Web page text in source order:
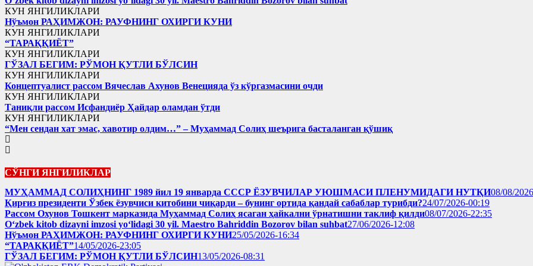
КУН ЯНГИЛИКЛАРИ
Нўъмон РАҲИМЖОН: РАУФНИНГ ОХИРГИ КУНИ
КУН ЯНГИЛИКЛАРИ
“ТАРАҚҚИЁТ”
КУН ЯНГИЛИКЛАРИ
ГЎЗАЛ БЕГИМ: РЎМОН ҚУТЛИ БЎЛСИН
КУН ЯНГИЛИКЛАРИ
Концептуалист рассом Вячеслав Ахунов Венецияда ўз кўргазмасини очди
КУН ЯНГИЛИКЛАРИ
Таниқли рассом Исфандиёр Ҳайдар оламдан ўтди
КУН ЯНГИЛИКЛАРИ
“Мен сендан хат эмас, хавотир олдим…” – Муҳаммад Солиҳ шеърига басталанган қўшиқ
СЎНГИ ЯНГИЛИКЛАР
МУҲАММАД СОЛИҲНИНГ 1989 йил 19 январда СССР ЁЗУВЧИЛАР УЮШМАСИ ПЛЕНУМИДАГИ НУТҚИ08/08/
Қирғиз президенти Ўзбек ёзувчиси китобини чиқарди – бунинг ортида қандай сабаблар турибди?24/07/2026-00:19
Рассом Охунов Тошкент марказида Муҳаммад Солиҳ яcаган ҳайкални ўрнатишни таклиф қилди08/07/2026-22:35
Oʻzbek kitob dizayni imzosi yoʻlidagi 30 yil. Maestro Bahriddin Bozorov bilan suhbat27/06/2026-12:08
Нўъмон РАҲИМЖОН: РАУФНИНГ ОХИРГИ КУНИ25/05/2026-16:34
“ТАРАҚҚИЁТ”14/05/2026-23:05
ГЎЗАЛ БЕГИМ: РЎМОН ҚУТЛИ БЎЛСИН13/05/2026-08:31